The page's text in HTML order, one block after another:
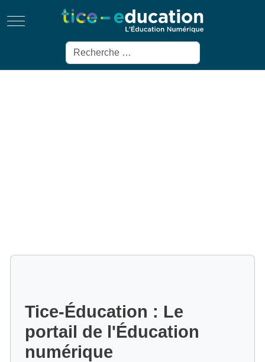
Mobile Menu Toggle
Rechercher
Tice-Éducation : Le
portail de l'Éducation
numérique